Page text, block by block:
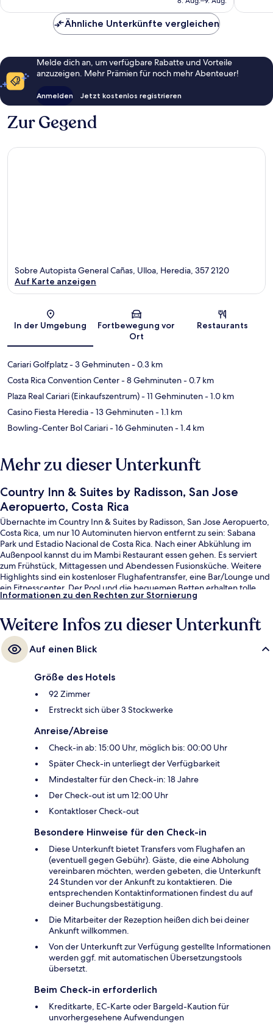
Ähnliche Unterkünfte vergleichen
Melde dich an, um verfügbare Rabatte und Vorteile
anzuzeigen. Mehr Prämien für noch mehr Abenteuer!
Anmelden Jetzt kostenlos registrieren
Zur Gegend
Karte
Sobre Autopista General Cañas, Ulloa, Heredia, 357 2120
Auf Karte anzeigen
In der Umgebung
Fortbewegung vor
Ort
Restaurants
Cariari Golfplatz- 3 Gehminuten- 0.3 km
Costa Rica Convention Center- 8 Gehminuten- 0.7 km
Plaza Real Cariari (Einkaufszentrum)- 11 Gehminuten- 1.0 km
Casino Fiesta Heredia- 13 Gehminuten- 1.1 km
Bowling-Center Bol Cariari- 16 Gehminuten- 1.4 km
Mehr zu dieser Unterkunft
Country Inn & Suites by Radisson, San Jose
Aeropuerto, Costa Rica
Übernachte im Country Inn & Suites by Radisson, San Jose Aeropuerto,
Costa Rica, um nur 10 Autominuten hiervon entfernt zu sein: Sabana
Park und Estadio Nacional de Costa Rica. Nach einer Abkühlung im
Außenpool kannst du im Mambi Restaurant essen gehen. Es serviert
zum Frühstück, Mittagessen und Abendessen Fusionsküche. Weitere
Highlights sind ein kostenloser Flughafentransfer, eine Bar/Lounge und
ein Fitnesscenter. Der Pool und die bequemen Betten erhalten tolle
Bewertungen von anderen Reisenden.
Informationen zu den Rechten zur Stornierung
Weitere Infos zu dieser Unterkunft
Auf einen Blick
Größe des Hotels
92 Zimmer
Erstreckt sich über 3 Stockwerke
Anreise/Abreise
Check-in ab: 15:00 Uhr, möglich bis: 00:00 Uhr
Später Check-in unterliegt der Verfügbarkeit
Mindestalter für den Check-in: 18 Jahre
Der Check-out ist um 12:00 Uhr
Kontaktloser Check-out
Besondere Hinweise für den Check-in
Diese Unterkunft bietet Transfers vom Flughafen an
(eventuell gegen Gebühr). Gäste, die eine Abholung
vereinbaren möchten, werden gebeten, die Unterkunft
24 Stunden vor der Ankunft zu kontaktieren. Die
entsprechenden Kontaktinformationen findest du auf
deiner Buchungsbestätigung.
Die Mitarbeiter der Rezeption heißen dich bei deiner
Ankunft willkommen.
Von der Unterkunft zur Verfügung gestellte Informationen
werden ggf. mit automatischen Übersetzungstools
übersetzt.
Beim Check-in erforderlich
Kreditkarte, EC-Karte oder Bargeld-Kaution für
unvorhergesehene Aufwendungen